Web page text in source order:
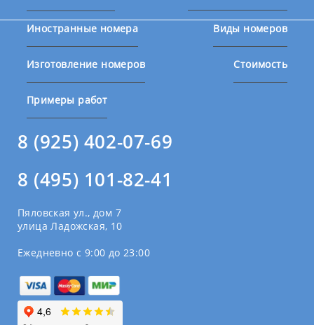
Иностранные номера Виды номеров
Изготовление номеров Стоимость
Примеры работ
8 (925) 402-07-69
8 (495) 101-82-41
Пяловская ул., дом 7
улица Ладожская, 10
Ежедневно с 9:00 до 23:00